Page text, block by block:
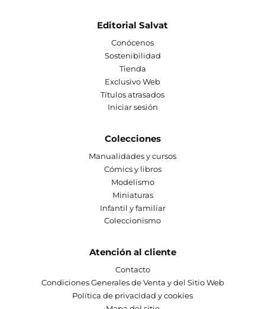
Editorial Salvat
Conócenos
Sostenibilidad
Tienda
Exclusivo Web
Títulos atrasados
Iniciar sesión
Colecciones
Manualidades y cursos
Cómics y libros
Modelismo
Miniaturas
Infantil y familiar
Coleccionismo
Atención al cliente
Contacto
Condiciones Generales de Venta y del Sitio Web
Política de privacidad y cookies